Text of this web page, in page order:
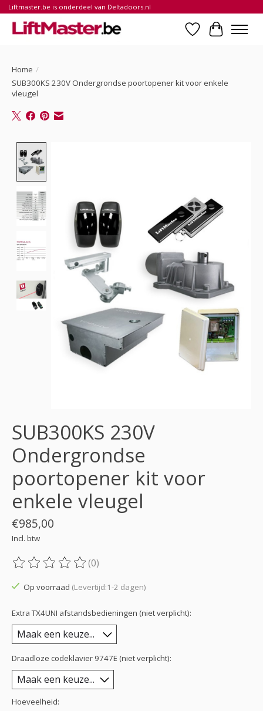
Liftmaster.be is onderdeel van Deltadoors.nl
Verlanglijst
Home /
SUB300KS 230V Ondergrondse poortopener kit voor enkele
vleugel
SUB300KS 230V
Ondergrondse
poortopener kit voor
enkele vleugel
€985,00
Incl. btw
De beoordeling van dit product is
(0)
Op voorraad (Levertijd:1-2 dagen)
Extra TX4UNI afstandsbedieningen (niet verplicht):
Draadloze codeklavier 9747E (niet verplicht):
Hoeveelheid: